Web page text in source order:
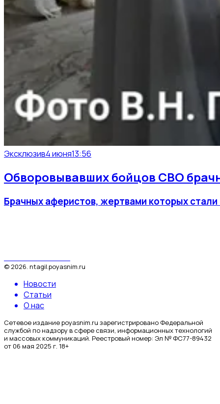
Эксклюзив4 июня13:56
Обворовывавших бойцов СВО
Брачных аферистов, жертвами которых
© 2026. ntagil.poyasnim.ru
Новости
Статьи
О нас
Сетевое издание poyasnim.ru зарегистрировано Федеральной
службой по надзору в сфере связи, информационных технологий
и массовых коммуникаций. Реестровый номер: Эл № ФС77-89432
от 06 мая 2025 г. 18+